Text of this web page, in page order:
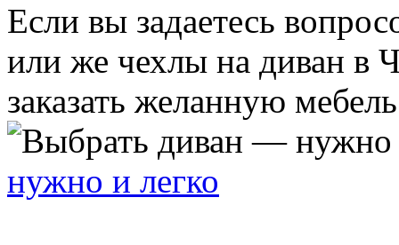
Если вы задаетесь
или же чехлы на диван в
заказать желанную
нужно и легко